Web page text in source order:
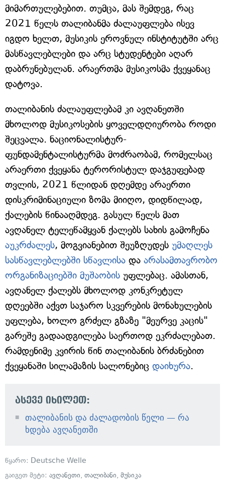
მიმართულებებით. თუმცა, მას შემდეგ, რაც
2021 წელს თალიბანმა ძალაუფლება ისევ
იგდო ხელთ, მუსიკის ეროვნულ ინსტიტუტში არც
მასწავლებლები და არც სტუდენტები აღარ
დაბრუნებულან. არაერთმა მუსიკოსმა ქვეყანაც
დატოვა.
თალიბანის ძალაუფლებამ კი ავღანეთში
მხოლოდ მუსიკოსების ყოველდღიურობა როდი
შეცვალა. ნაციონალისტურ-
ფუნდამენტალისტურმა მოძრაობამ, რომელსაც
არაერთი ქვეყანა ტერორისტულ დაჯგუფებად
თვლის, 2021 წლიდან დღემდე არაერთი
დისკრიმინაციული ზომა მიიღო, დიდწილად,
ქალების წინააღმდეგ. გასულ წელს მათ
ავღანელ ტელეწამყვან ქალებს სახის გამოჩენა
აუკრძალეს, მოგვიანებით შეუზღუდეს უმაღლეს
სასწავლებლებში სწავლისა და არასამთავრობო
ორგანიზაციებში მუშაობის უფლებაც. ამასთან,
ავღანელ ქალებს მხოლოდ კონკრეტულ
დღეებში აქვთ საჯარო სკვერების მონახულების
უფლება, ხოლო გრძელ გზაზე "მეურვე კაცის"
გარეშე გადაადგილება საერთოდ ეკრძალებათ.
რამდენიმე კვირის წინ თალიბანის ბრძანებით
ქვეყანაში სილამაზის სალონებიც დაიხურა.
ასევე იხილეთ:
თალიბანის და ძალადობის წელი — რა
ხდება ავღანეთში
წყარო: Deutsche Welle
გაიგეთ მეტი: ავღანეთი, თალიბანი, მუსიკა